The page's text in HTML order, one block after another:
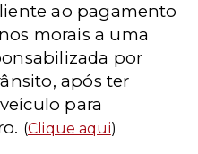
ao pagamento
morais a uma
por
após ter
para
(Clique aqui)